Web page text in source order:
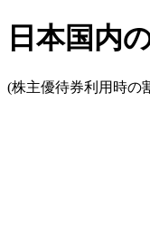
日本国内
(株主優待券利用時の